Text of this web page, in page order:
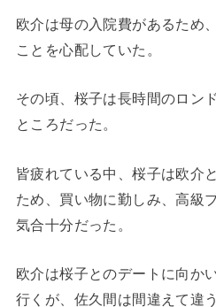
欧介は母の入院費があるため
ことを心配していた。
その頃、桜子は長時間のロン
ところだった。
皆疲れている中、桜子は欧介
ため、買い物に勤しみ、高級
気合十分だった。
欧介は桜子とのデートに向か
行くが、佐久間は間違えて違